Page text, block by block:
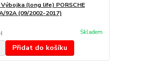
(long life) PORSCHE
92A (09/2002-2017)
Skladem
Přidat do košíku